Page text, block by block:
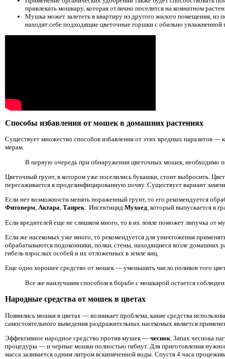
привлекать мошкару, которая отлично поселится на комнатном
Мушка может залететь в квартиру из другого жилого помещения,
находят себе подходящие цветочные горшки с обильно увлажненной
Способы избавления от мошек в домашних растениях
Существует множество способов избавления от этих вредных паразитов —
мерам.
В первую очередь при обнаружении цветочных мошек, необходимо
Цветочный грунт, в котором уже поселились букашки, стоит выбросить.
пересаживается в продезинфицированную почву. Существует вариант
Если нет возможности менять пораженный грунт, то его рекомендуется
Фитоверм, Актара, Танрек. Инсектицид Мухоед, который выпускается в
Если вредителей еще не слишком много, то в их ловле поможет липучка от
Если же насекомых уже много, то рекомендуется для уничтожения
обрабатываются подоконники, полки, стены, находящиеся возле домашних
гибель взрослых особей и их отложенных в земле яиц.
Еще одно хорошее средство от мошек — уменьшить число поливов того
Все же наилучшим способом в борьбе с мошкарой остается
Народные средства от мошек в цветах
Появились мошки в цветах — возникает проблема, какие средства
самостоятельного выведения раздражительных насекомых является
Эффективное народное средство против мушек — чеснок. Запах чеснока
процедуры — и черные мошки полностью гибнут. Для приготовления
масса заливается одним литром вскипяченной воды. Спустя 4 часа